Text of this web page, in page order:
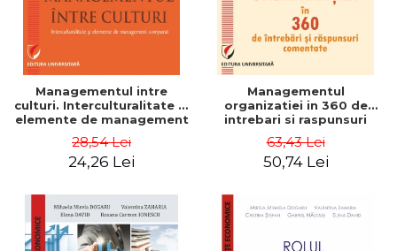
Managementul intre
culturi. Interculturalitate si
elemente de management
Dumitrascu
28,54 Lei
24,26 Lei
Managementul
organizatiei in 360 de
intrebari si raspunsuri
63,43 Lei
50,74 Lei